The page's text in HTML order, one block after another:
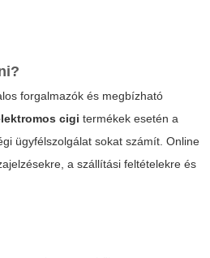
forgalmazók és megbízható
cigi termékek esetén a
ügyfélszolgálat sokat számít. Online
a szállítási feltételekre és